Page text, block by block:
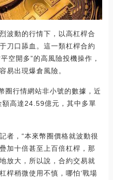
波動的行情下，以高杠桿合
刀口舔血。這一類杠桿合約
空開多”的高風險投機操作，
易出現爆倉風險。
圈行情網站非小號的數據，近
高達24.59億元，其中多單
者，“本來幣圈價格就波動很
加十倍甚至上百倍杠桿，那
放大，所以說，合約交易就
桿稍微使用不慎，哪怕‘戰場